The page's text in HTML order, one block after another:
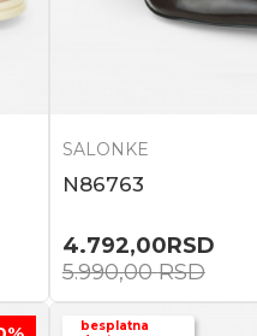
SALONKE
N86763
4.792,00RSD
5.990,00RSD
besplatna